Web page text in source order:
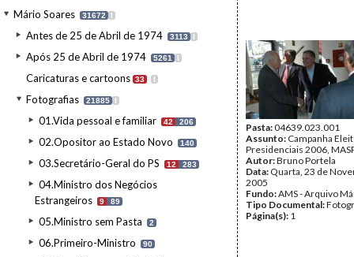
Mário Soares 31672 I
Antes de 25 de Abril de 1974 3113 I
Após 25 de Abril de 1974 5261 I
Caricaturas e cartoons 33 I
Fotografias 21885 I
01.Vida pessoal e familiar 42 206
02.Opositor ao Estado Novo 140
03.Secretário-Geral do PS 12 283
04.Ministro dos Negócios
Estrangeiros
9 89
05.Ministro sem Pasta 2
06.Primeiro-Ministro 90
Pasta:04639.023.001
Assunto: Campanha
Presidenciais 2006,
Autor:Bruno Portela
Data: Quarta, 23 de
2005
Fundo:AMS - Arquivo
Tipo Documental:
Página(s): 1